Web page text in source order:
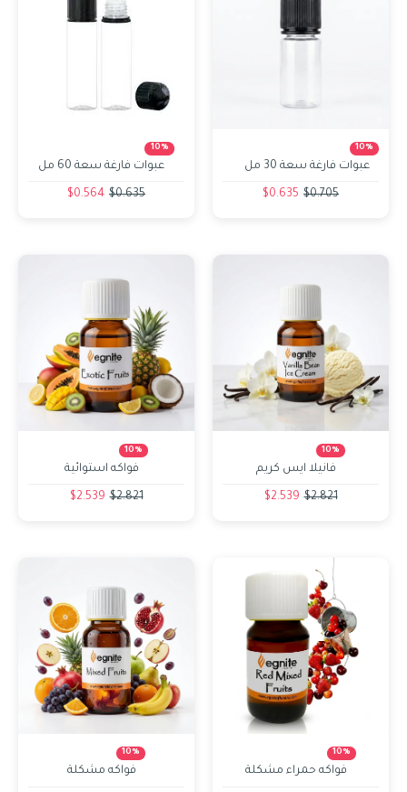
10%
عبوات فارغة سعة 30 مل
$0.705
$0.635
10%
عبوات فارغة سعة 60 مل
$0.635
$0.564
10%
فانيلا ايس كريم
$2.821
$2.539
10%
فواكه استوائية
$2.821
$2.539
10%
فواكه حمراء مشكلة
10%
فواكه مشكلة
Unnamed Dialog